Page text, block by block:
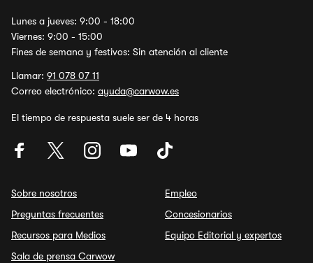
Lunes a jueves: 9:00 - 18:00
Viernes: 9:00 - 15:00
Fines de semana y festivos: Sin atención al cliente
Llamar: 91 078 07 11
Correo electrónico: ayuda@carwow.es
El tiempo de respuesta suele ser de 4 horas
Sobre nosotros
Preguntas frecuentes
Recursos para Medios
Sala de prensa Carwow
Empleo
Concesionarios
Equipo Editorial y expertos